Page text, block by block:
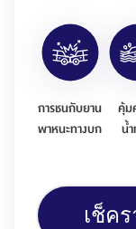
การชนกับยาน
พาหนะทางบก
คุ้ม
น้
เช็ค